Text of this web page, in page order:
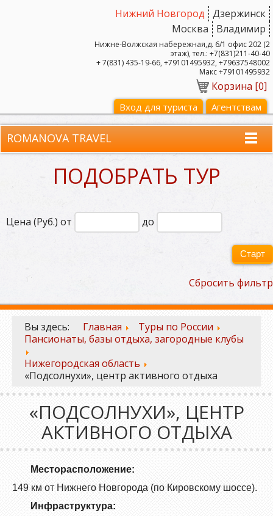
Дзержинск
Нижний Новгород
Владимир
Москва
Нижне-Волжская набережная,д. 6/1 офис 202 (2
этаж), тел.: +7(831)211-40-40
+ 7(831) 435-19-66, +79101495932, +79637548002
Макс +79101495932
Корзина [0]
Вход для туриста Агентствам
ROMANOVA TRAVEL
ПОДОБРАТЬ ТУР
Цена (Руб.) от до
Старт
Сбросить фильтр
Вы здесь: Главная
Туры по России
Пансионаты, базы отдыха, загородные клубы
Нижегородская область
«Подсолнухи», центр активного отдыха
«ПОДСОЛНУХИ», ЦЕНТР
АКТИВНОГО ОТДЫХА
Месторасположение:
149 км от Нижнего Новгорода (по Кировскому шоссе).
Инфраструктура: